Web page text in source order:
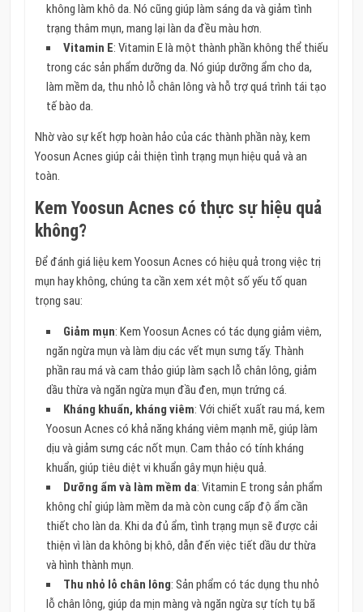
không làm khô da. Nó cũng giúp làm sáng da và giảm tình
trạng thâm mụn, mang lại làn da đều màu hơn.
Vitamin E: Vitamin E là một thành phần không thể thiếu
trong các sản phẩm dưỡng da. Nó giúp dưỡng ẩm cho da,
làm mềm da, thu nhỏ lỗ chân lông và hỗ trợ quá trình tái tạo
tế bào da.
Nhờ vào sự kết hợp hoàn hảo của các thành phần này, kem
Yoosun Acnes giúp cải thiện tình trạng mụn hiệu quả và an
toàn.
Kem Yoosun Acnes có thực sự hiệu quả
không?
Để đánh giá liệu kem Yoosun Acnes có hiệu quả trong việc trị
mụn hay không, chúng ta cần xem xét một số yếu tố quan
trọng sau:
Giảm mụn: Kem Yoosun Acnes có tác dụng giảm viêm,
ngăn ngừa mụn và làm dịu các vết mụn sưng tấy. Thành
phần rau má và cam thảo giúp làm sạch lỗ chân lông, giảm
dầu thừa và ngăn ngừa mụn đầu đen, mụn trứng cá.
Kháng khuẩn, kháng viêm: Với chiết xuất rau má, kem
Yoosun Acnes có khả năng kháng viêm mạnh mẽ, giúp làm
dịu và giảm sưng các nốt mụn. Cam thảo có tính kháng
khuẩn, giúp tiêu diệt vi khuẩn gây mụn hiệu quả.
Dưỡng ẩm và làm mềm da: Vitamin E trong sản phẩm
không chỉ giúp làm mềm da mà còn cung cấp độ ẩm cần
thiết cho làn da. Khi da đủ ẩm, tình trạng mụn sẽ được cải
thiện vì làn da không bị khô, dẫn đến việc tiết dầu dư thừa
và hình thành mụn.
Thu nhỏ lỗ chân lông: Sản phẩm có tác dụng thu nhỏ
lỗ chân lông, giúp da mịn màng và ngăn ngừa sự tích tụ bã